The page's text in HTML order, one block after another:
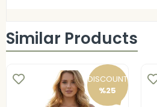
Similar Products
DISCOUNT
%25